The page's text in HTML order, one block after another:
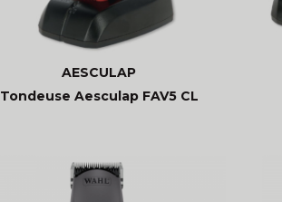
AESCULAP
Tondeuse Aesculap FAV5 CL